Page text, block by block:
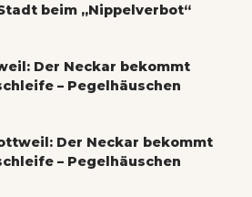
beim „Nippelverbot“
Der Neckar bekommt
– Pegelhäuschen
Der Neckar bekommt
– Pegelhäuschen